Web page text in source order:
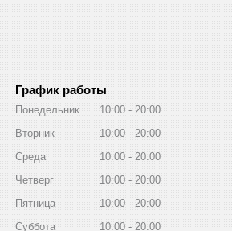
График работы
Понедельник 10:00
20:00
Вторник
10:00
20:00
Среда
10:00
20:00
Четверг
10:00
20:00
Пятница
10:00
20:00
Суббота
10:00 20:00